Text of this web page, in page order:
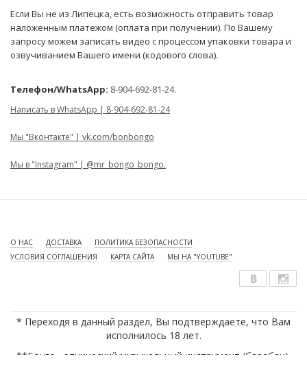
Если Вы не из Липецка, есть возможность отправить товар
наложенным платежом (оплата при получении). По Вашему
запросу можем записать видео с процессом упаковки товара и
озвучиванием Вашего имени (кодового слова).
Телефон/WhatsApp: 8-904-692-81-24.
Написать в WhatsApp | 8-904-692-81-24
Мы "Вконтакте" | vk.com/bonbongo
Мы в "Instagram" | @mr_bongo_bongo.
О НАС ДОСТАВКА
ПОЛИТИКА БЕЗОПАСНОСТИ
УСЛОВИЯ СОГЛАШЕНИЯ
КАРТА САЙТА МЫ НА "YOUTUBE"
* Переходя в данный раздел, Вы подтверждаете, что Вам
исполнилось 18 лет.
**Бонго - этнический музыкальный инструмент (барабан).